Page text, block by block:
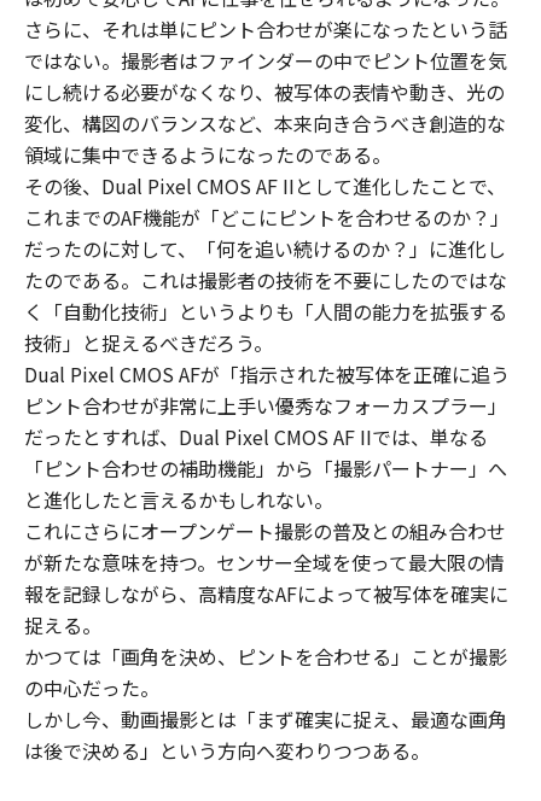
さらに、それは単にピント合わせが楽になったという話
ではない。撮影者はファインダーの中でピント位置を気
にし続ける必要がなくなり、被写体の表情や動き、光の
変化、構図のバランスなど、本来向き合うべき創造的な
領域に集中できるようになったのである。
その後、Dual Pixel CMOS AF IIとして進化したことで、
これまでのAF機能が「どこにピントを合わせるのか？」
だったのに対して、「何を追い続けるのか？」に進化し
たのである。これは撮影者の技術を不要にしたのではな
く「自動化技術」というよりも「人間の能力を拡張する
技術」と捉えるべきだろう。
Dual Pixel CMOS AFが「指示された被写体を正確に追う
ピント合わせが非常に上手い優秀なフォーカスプラー」
だったとすれば、Dual Pixel CMOS AF IIでは、単なる
「ピント合わせの補助機能」から「撮影パートナー」へ
と進化したと言えるかもしれない。
これにさらにオープンゲート撮影の普及との組み合わせ
が新たな意味を持つ。センサー全域を使って最大限の情
報を記録しながら、高精度なAFによって被写体を確実に
捉える。
かつては「画角を決め、ピントを合わせる」ことが撮影
の中心だった。
しかし今、動画撮影とは「まず確実に捉え、最適な画角
は後で決める」という方向へ変わりつつある。